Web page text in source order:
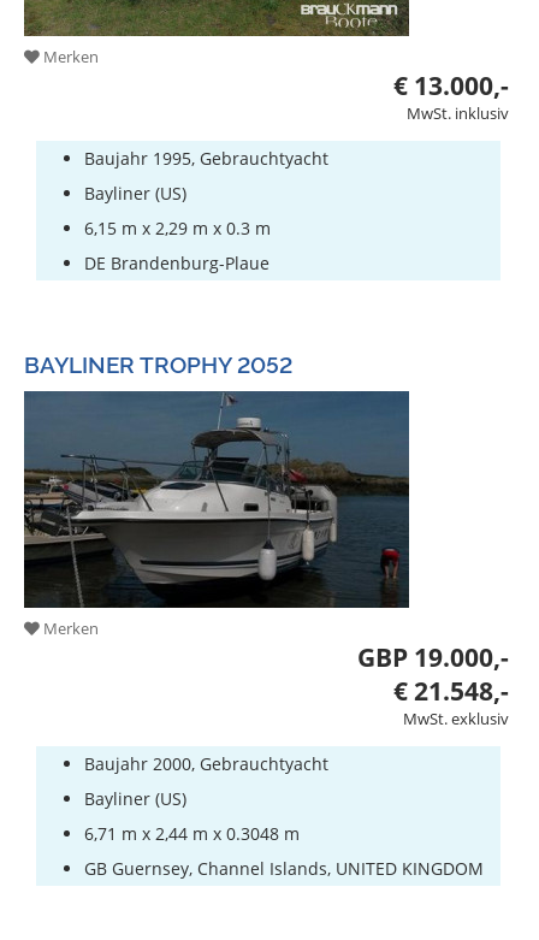
Merken
€ 13.000,-
MwSt. inklusiv
Baujahr 1995, Gebrauchtyacht
Bayliner (US)
6,15 m x 2,29 m x 0.3 m
DE Brandenburg-Plaue
BAYLINER TROPHY 2052
Merken
GBP 19.000,-
€ 21.548,-
MwSt. exklusiv
Baujahr 2000, Gebrauchtyacht
Bayliner (US)
6,71 m x 2,44 m x 0.3048 m
GB Guernsey, Channel Islands, UNITED KINGDOM